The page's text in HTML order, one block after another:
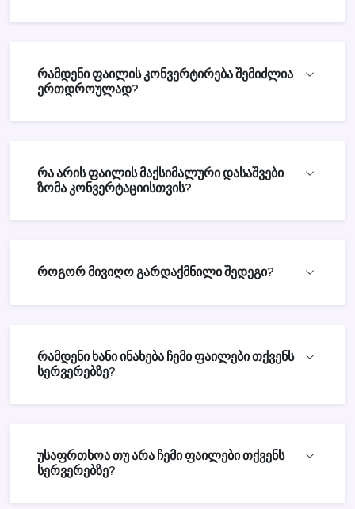
რამდენი ფაილის კონვერტირება შემიძლია
ერთდროულად?
რა არის ფაილის მაქსიმალური დასაშვები
ზომა კონვერტაციისთვის?
როგორ მივიღო გარდაქმნილი შედეგი?
რამდენი ხანი ინახება ჩემი ფაილები თქვენს
სერვერებზე?
უსაფრთხოა თუ არა ჩემი ფაილები თქვენს
სერვერებზე?